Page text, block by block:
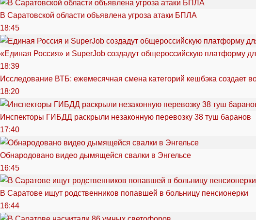
В Саратовской области объявлена угроза атаки БПЛА
18:45
«Единая Россия» и SuperJob создадут общероссийскую платформу
18:39
Исследование ВТБ: ежемесячная смена категорий кешбэка создает
18:20
Инспекторы ГИБДД раскрыли незаконную перевозку 38 туш баранов
17:40
Обнародовано видео дымящейся свалки в Энгельсе
16:45
В Саратове ищут родственников попавшей в больницу пенсионерки
16:44